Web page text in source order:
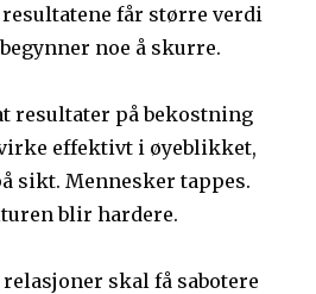
får større verdi
noe å skurre.
resultater på bekostning
effektivt i øyeblikket,
sikt. Mennesker tappes.
blir hardere.
skal få sabotere